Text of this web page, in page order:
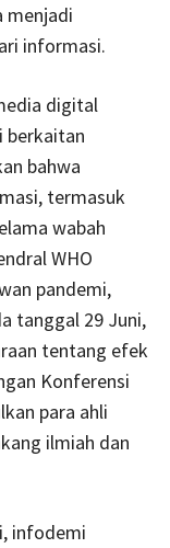
menjadi
informasi.
digital
berkaitan
bahwa
termasuk
wabah
WHO
pandemi,
tanggal 29 Juni,
tentang efek
Konferensi
para ahli
ilmiah dan
infodemi